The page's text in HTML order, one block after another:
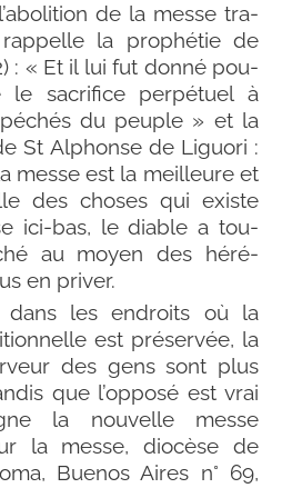
de la messe tra­
la pro­phé­tie de
: « Et il lui fut don­né pou­
le sacri­fice per­pé­tuel à
du peuple » et la
St Alphonse de Liguori :
messe est la meilleure et
des choses qui existe
ici-​bas, le diable a tou­
au moyen des héré­
en priver.
dans les endroits où la
est pré­ser­vée, la
des gens sont plus
que l’opposé est vrai
la nou­velle messe
la messe, dio­cèse de
Buenos Aires n° 69,